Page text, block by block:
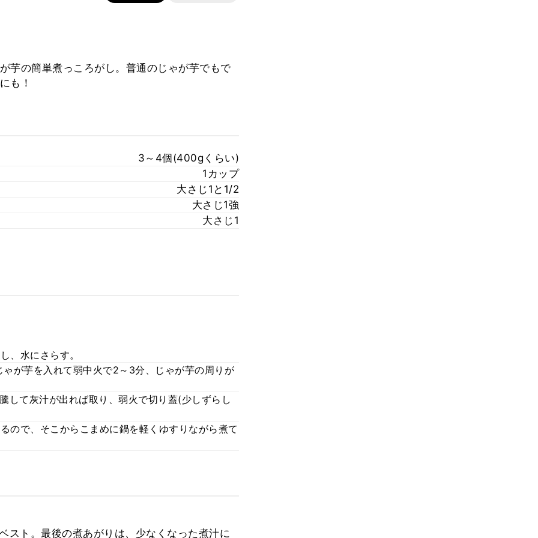
芋の簡単煮っころがし。普通のじゃが芋でもで
も！
3～4個(400gくらい)
1カップ
大さじ1と1/2
大さじ1強
大さじ1
、水にさらす。
が芋を入れて弱中火で2～3分、じゃが芋の周りが
して灰汁が出れば取り、弱火で切り蓋(少しずらし
ので、そこからこまめに鍋を軽くゆすりながら煮て
スト。最後の煮あがりは、少なくなった煮汁に